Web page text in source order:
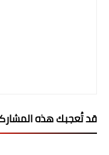
قد تُعجبك هذه